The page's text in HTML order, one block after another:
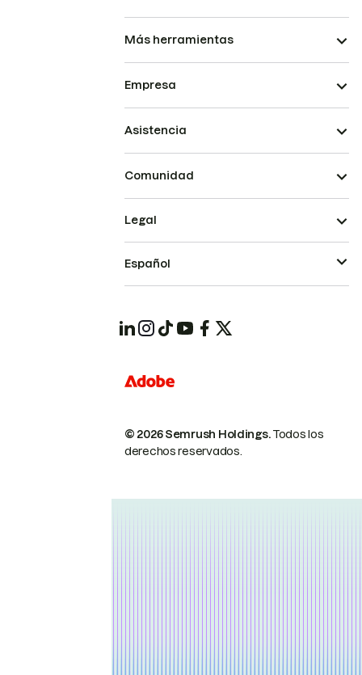
Más herramientas
Empresa
Asistencia
Comunidad
© 2026 Semrush Holdings.Todos los
derechos reservados.
Legal
Español